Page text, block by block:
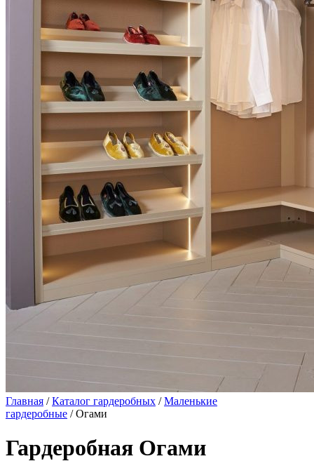
Главная /Каталог гардеробных /Маленькие
гардеробные / Огами
Гардеробная Огами